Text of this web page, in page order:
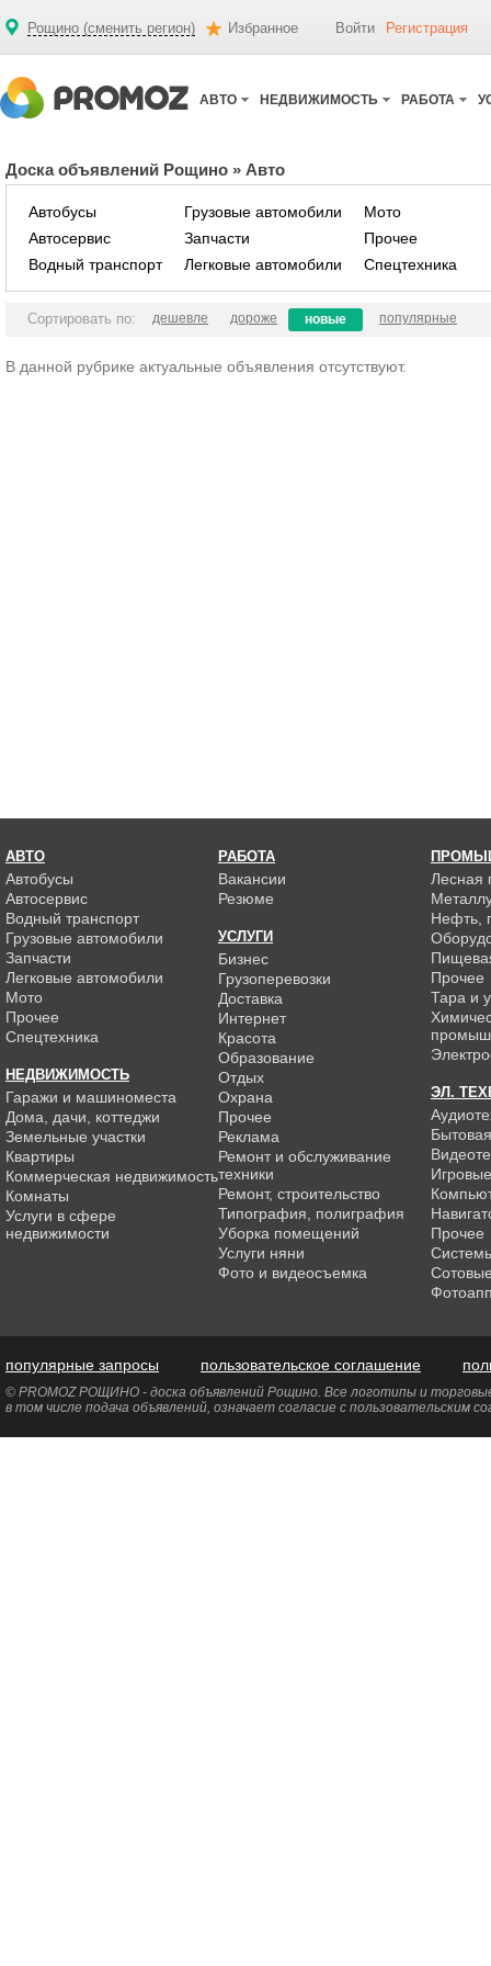
Рощино (сменить регион) Избранное Войти Регистрация
АВТО НЕДВИЖИМОСТЬ РАБОТА
Доска объявлений Рощино » Авто
Автобусы
Автосервис
Водный транспорт
Грузовые автомобили
Запчасти
Легковые автомобили
Мото
Прочее
Спецтехника
Сортировать по: дешевле дороже новые популярные
В данной рубрике актуальные объявления отсутствуют.
АВТО
Автобусы
Автосервис
Водный транспорт
Грузовые автомобили
Запчасти
Легковые автомобили
Мото
Прочее
Спецтехника
НЕДВИЖИМОСТЬ
Гаражи и машиноместа
Дома, дачи, коттеджи
Земельные участки
Квартиры
Коммерческая недвижимость
Комнаты
Услуги в сфере
недвижимости
РАБОТА
Вакансии
Резюме
УСЛУГИ
Бизнес
Грузоперевозки
Доставка
Интернет
Красота
Образование
Отдых
Охрана
Прочее
Реклама
Ремонт и обслуживание
техники
Ремонт, строительство
Типография, полиграфия
Уборка помещений
Услуги няни
Фото и видеосъемка
Лесная
Нефть,
Прочее
Тара и
ЭЛ.
Прочее
популярные запросы пользовательское соглашение
© PROMOZ РОЩИНО - доска объявлений Рощино. Все логотипы и
в том числе подача объявлений, означает согласие с пользовательским